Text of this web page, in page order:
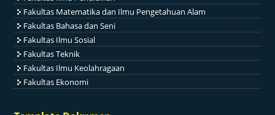
Fakultas Matematika dan Ilmu Pengetahuan Alam
Fakultas Bahasa dan Seni
Fakultas Ilmu Sosial
Fakultas Teknik
Fakultas Ilmu Keolahragaan
Fakultas Ekonomi